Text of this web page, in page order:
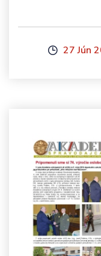
27 Jún